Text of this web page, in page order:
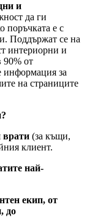
и
да ги
поръчката е с
Поддържат се на
интериорни и
90% от
информация за
на страниците
врати (за къщи,
клиент.
най-
екип, от
до